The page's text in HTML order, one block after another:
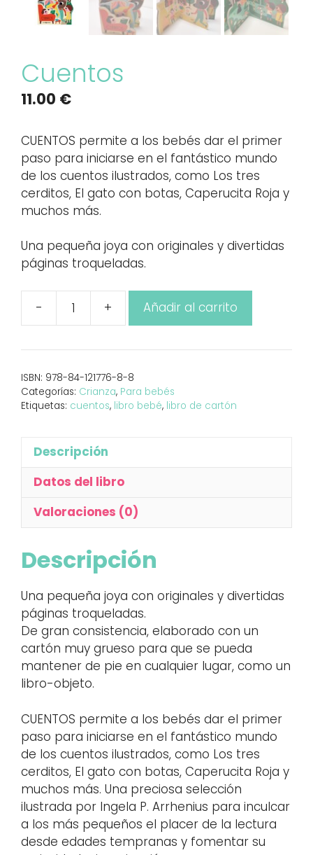
Cuentos
11.00 €
CUENTOS permite a los bebés dar el primer
paso para iniciarse en el fantástico mundo
de los cuentos ilustrados, como Los tres
cerditos, El gato con botas, Caperucita Roja y
muchos más.
Una pequeña joya con originales y divertidas
páginas troqueladas.
-
Cuentos
+ Añadir al carrito
ISBN: 978-84-121776-8-8
Categorías: Crianza, Para bebés
Etiquetas: cuentos, libro bebé, libro de cartón
Descripción
Datos del libro
Valoraciones (0)
Descripción
Una pequeña joya con originales y divertidas
páginas troqueladas.
De gran consistencia, elaborado con un
cartón muy grueso para que se pueda
mantener de pie en cualquier lugar, como un
libro-objeto.
CUENTOS permite a los bebés dar el primer
paso para iniciarse en el fantástico mundo
de los cuentos ilustrados, como Los tres
cerditos, El gato con botas, Caperucita Roja y
muchos más. Una preciosa selección
ilustrada por Ingela P. Arrhenius para inculcar
a los más pequeños el placer de la lectura
desde edades tempranas y fomentar su